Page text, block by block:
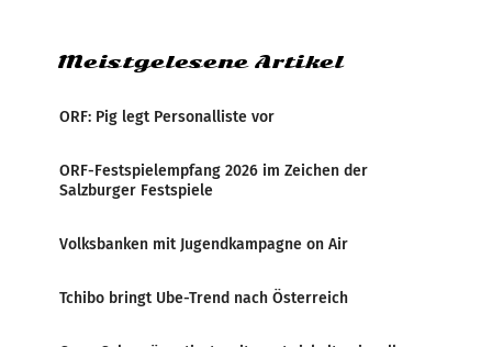
Meistgelesene Artikel
ORF: Pig legt Personalliste vor
ORF-Festspielempfang 2026 im Zeichen der
Salzburger Festspiele
Volksbanken mit Jugendkampagne on Air
Tchibo bringt Ube-Trend nach Österreich